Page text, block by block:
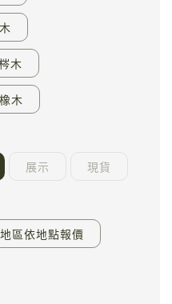
木
木
展示 現貨
區依地點報價